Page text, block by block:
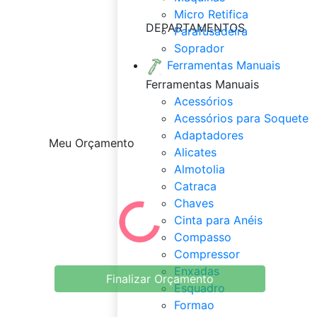
DEPARTAMENTOS
Micro Retifica
Parafusadeira
Soprador
Ferramentas Manuais
Ferramentas Manuais
Acessórios
Acessórios para Soquete
Adaptadores
Alicates
Almotolia
Catraca
Chaves
Cinta para Anéis
Compasso
Compressor
Enxadas
Esquadro
Formao
Meu Orçamento
Finalizar Orçamento